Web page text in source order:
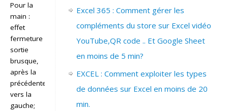
Pour la
main :
effet
fermeture
sortie
brusque,
après la
précédente;
vers la
gauche;
Excel 365 : Comment gérer les
compléments du store sur Excel vidéo
YouTube,QR code .. Et Google Sheet
en moins de 5 min?
EXCEL : Comment exploiter les types
de données sur Excel en moins de 20
min.